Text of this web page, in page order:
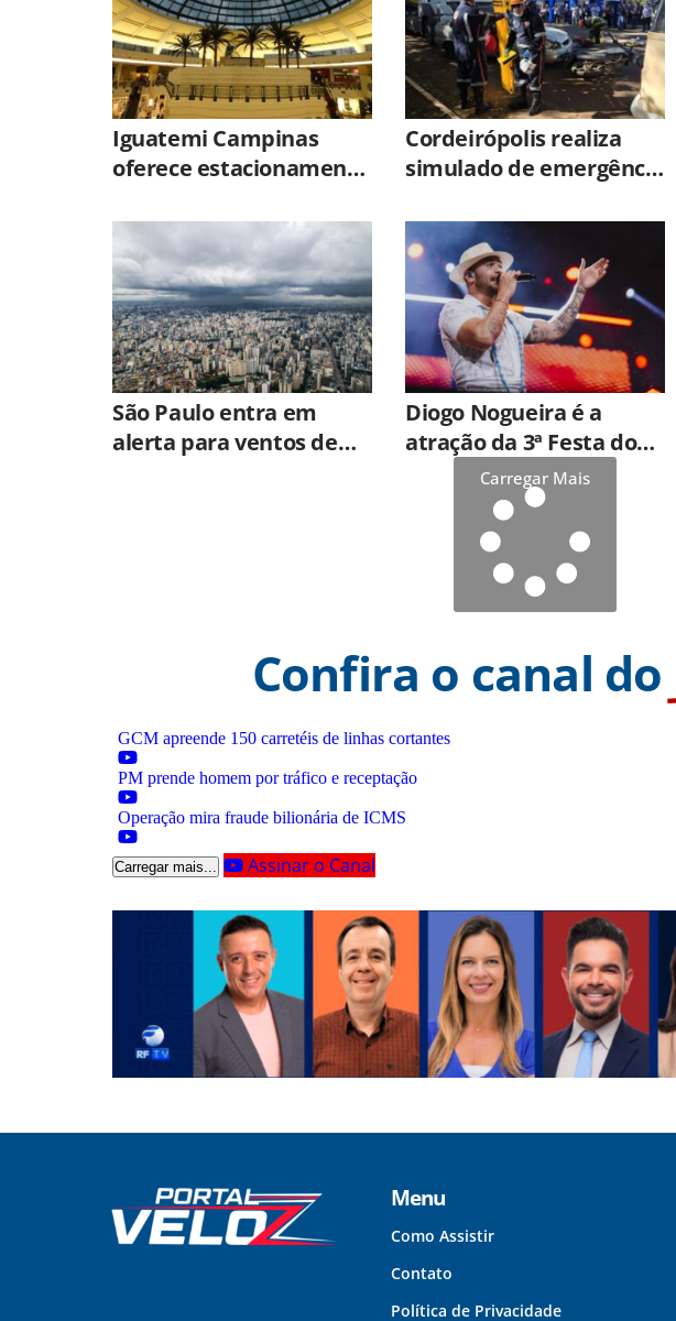
Iguatemi Campinas
oferece estacionamento
consumirem em
restaurantes
Cordeirópolis realiza
simulado de emergência
São Paulo entra em
alerta para ventos de
Diogo Nogueira é a
atração da 3ª Festa do
Dia dos Pais em
Hortolândia
Carregar Mais
Confira o canal do
GCM apreende 150 carretéis de linhas cortantes
PM prende homem por tráfico e receptação
Operação mira fraude bilionária de ICMS
Carregar mais... Assinar o Canal
Menu
Como Assistir
Contato
Política de Privacidade